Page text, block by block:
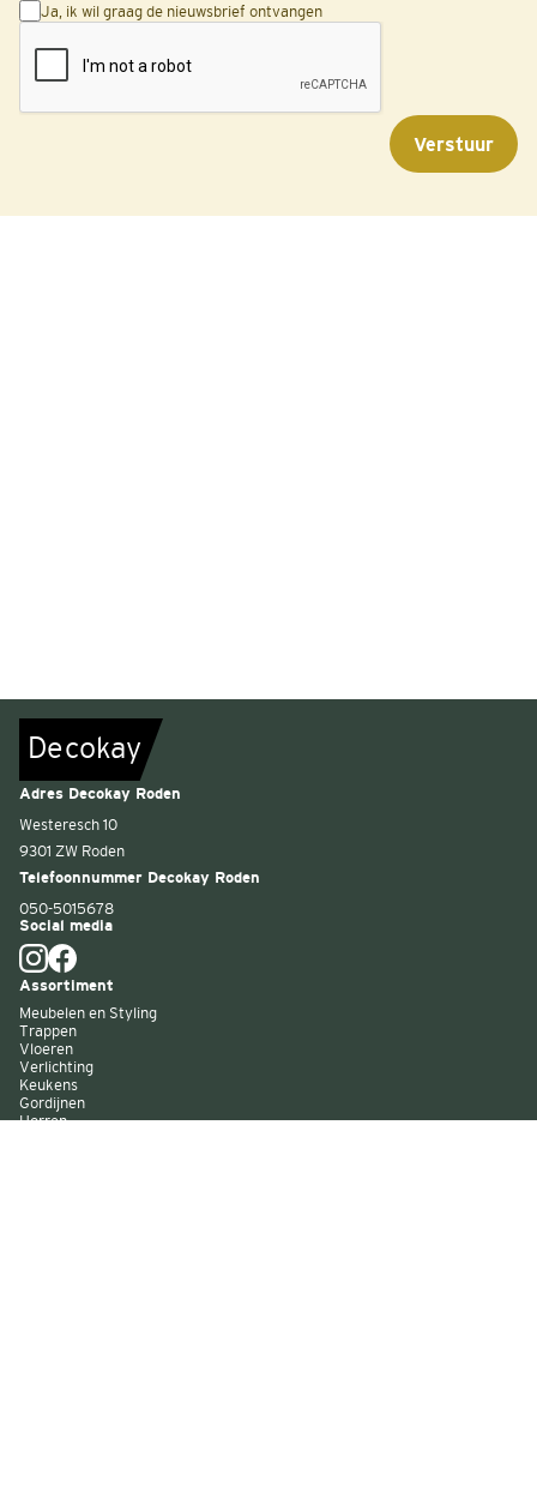
Ja, ik wil graag de nieuwsbrief ontvangen
Decokay
Adres Decokay Roden
Westeresch 10
9301 ZW Roden
Telefoonnummer Decokay Roden
050-5015678
Social media
Assortiment
Meubelen en Styling
Trappen
Vloeren
Verlichting
Keukens
Gordijnen
Horren